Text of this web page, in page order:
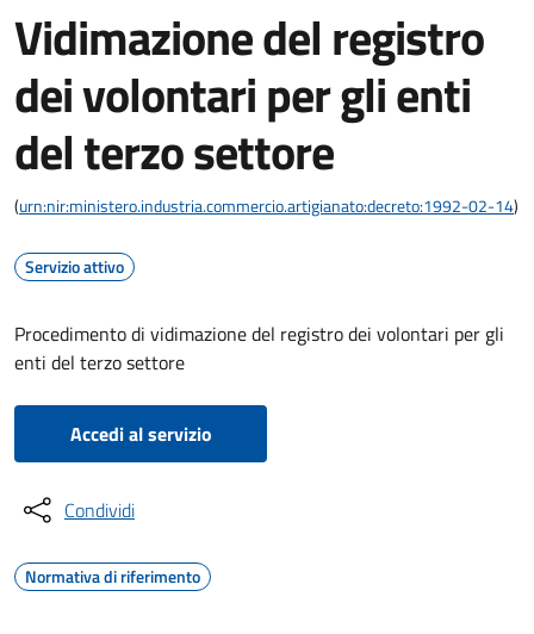
Vidimazione del registro
dei volontari per gli enti
del terzo settore
(urn:nir:ministero.industria.commercio.artigianato:decreto:1992-02-14)
Servizio attivo
Procedimento di vidimazione del registro dei volontari per gli
enti del terzo settore
Accedi al servizio
Condividi
Normativa di riferimento